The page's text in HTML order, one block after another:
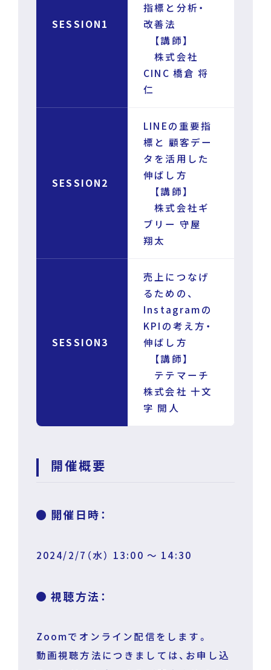
SESSION1
指標と分析・
改善法
【講師】
株式会社
CINC 橋倉 将
仁
SESSION2
LINEの重要指
標と 顧客デー
タを活用した
伸ばし方
【講師】
株式会社ギ
ブリー 守屋
翔太
SESSION3
売上につなげ
るための、
Instagramの
KPIの考え方・
伸ばし方
【講師】
テテマーチ
株式会社 十文
字 開人
開催概要
開催日時：
2024/2/7（水） 13:00 〜 14:30
視聴方法：
Zoomでオンライン配信をします。
動画視聴方法につきましては、お申し込